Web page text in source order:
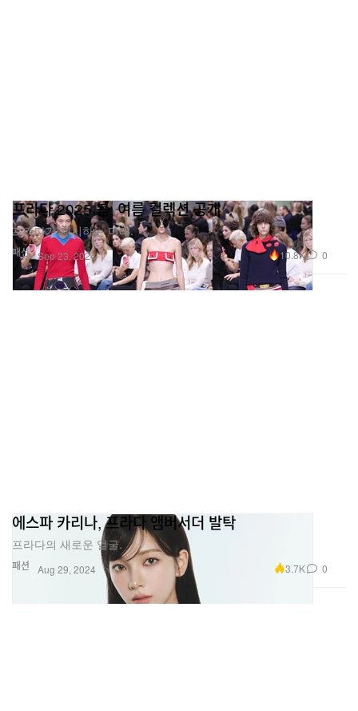
패션
프라다 2025 봄, 여름 컬렉션 공개
프라다가 제시하는 미래.
Sep 23, 2024 10.8K 0
패션
에스파 카리나, 프라다 앰버서더 발탁
프라다의 새로운 얼굴.
Aug 29, 2024 3.7K 0